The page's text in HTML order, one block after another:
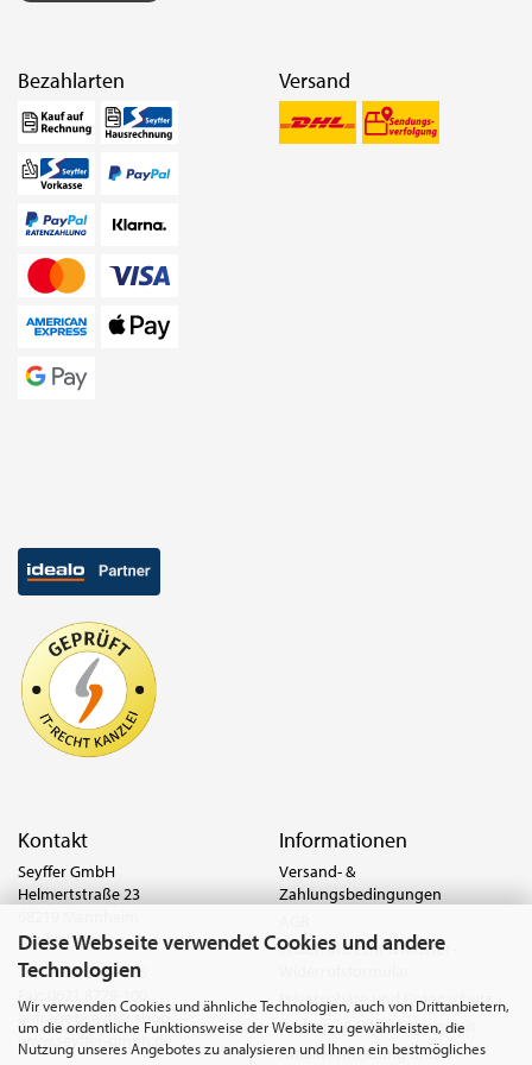
Diese Webseite verwendet Cookies und andere
Technologien
Wir verwenden Cookies und ähnliche Technologien, auch von Drittanbietern,
um die ordentliche Funktionsweise der Website zu gewährleisten, die
Nutzung unseres Angebotes zu analysieren und Ihnen ein bestmögliches
Bezahlarten Versand
Kontakt
Seyffer GmbH
Helmertstraße 23
Deutschland
Tel.:0621 8779-555
anfrage@seyffer.shop
www.seyffer-gmbh.de
Informationen
Versand- &
Zahlungsbedingungen
Widerrufsrecht & Muster-
Privatsphäre und Datenschutz
Batterie- & Recyclinghinweis
Abfallvermeidung und